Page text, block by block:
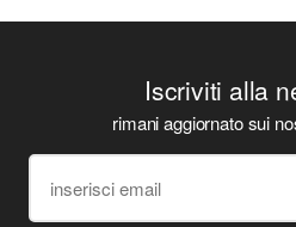
Iscriviti alla
rimani aggiornato sui